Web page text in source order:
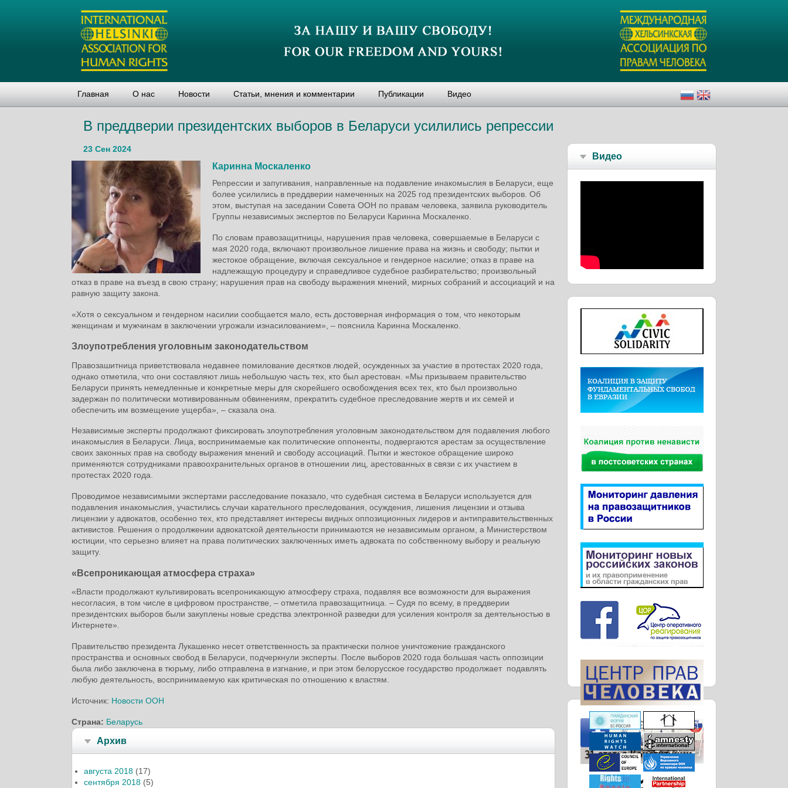
Главная О нас Новости Статьи, мнения и комментарии Публикации Видео
В преддверии президентских выборов в Беларуси усилились репрессии
23 Сен 2024
Каринна Москаленко
Репрессии и запугивания, направленные на подавление инакомыслия в Беларуси, еще
более усилились в преддверии намеченных на 2025 год президентских выборов. Об
этом, выступая на заседании Совета ООН по правам человека, заявила руководитель
Группы независимых экспертов по Беларуси Каринна Москаленко.
По словам правозащитницы, нарушения прав человека, совершаемые в Беларуси с
мая 2020 года, включают произвольное лишение права на жизнь и свободу; пытки и
жестокое обращение, включая сексуальное и гендерное насилие; отказ в праве на
надлежащую процедуру и справедливое судебное разбирательство; произвольный
отказ в праве на въезд в свою страну; нарушения прав на свободу выражения мнений, мирных собраний и ассоциаций и на
равную защиту закона.
«Хотя о сексуальном и гендерном насилии сообщается мало, есть достоверная информация о том, что некоторым
женщинам и мужчинам в заключении угрожали изнасилованием», – пояснила Каринна Москаленко.
Злоупотребления уголовным законодательством
Правозашитница приветствовала недавнее помилование десятков людей, осужденных за участие в протестах 2020 года,
однако отметила, что они составляют лишь небольшую часть тех, кто был арестован. «Мы призываем правительство
Беларуси принять немедленные и конкретные меры для скорейшего освобождения всех тех, кто был произвольно
задержан по политически мотивированным обвинениям, прекратить судебное преследование жертв и их семей и
обеспечить им возмещение ущерба», – сказала она.
Независимые эксперты продолжают фиксировать злоупотребления уголовным законодательством для подавления любого
инакомыслия в Беларуси. Лица, воспринимаемые как политические оппоненты, подвергаются арестам за осуществление
своих законных прав на свободу выражения мнений и свободу ассоциаций. Пытки и жестокое обращение широко
применяются сотрудниками правоохранительных органов в отношении лиц, арестованных в связи с их участием в
протестах 2020 года.
Проводимое независимыми экспертами расследование показало, что судебная система в Беларуси используется для
подавления инакомыслия, участились случаи карательного преследования, осуждения, лишения лицензии и отзыва
лицензии у адвокатов, особенно тех, кто представляет интересы видных оппозиционных лидеров и антиправительственных
активистов. Решения о продолжении адвокатской деятельности принимаются не независимым органом, а Министерством
юстиции, что серьезно влияет на права политических заключенных иметь адвоката по собственному выбору и реальную
защиту.
«Всепроникающая атмосфера страха»
«Власти продолжают культивировать всепроникающую атмосферу страха, подавляя все возможности для выражения
несогласия, в том числе в цифровом пространстве, – отметила правозащитница. – Судя по всему, в преддверии
президентских выборов были закуплены новые средства электронной разведки для усиления контроля за деятельностью в
Интернете».
Правительство президента Лукашенко несет ответственность за практически полное уничтожение гражданского
пространства и основных свобод в Беларуси, подчеркнули эксперты. После выборов 2020 года большая часть оппозиции
была либо заключена в тюрьму, либо отправлена в изгнание, и при этом белорусское государство продолжает подавлять
любую деятельность, воспринимаемую как критическая по отношению к властям.
Источник: Новости ООН
Страна: Беларусь
Архив
августа 2018 (17)
сентября 2018 (5)
Видео